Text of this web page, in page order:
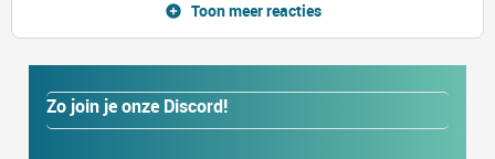
Toon meer reacties
Zo join je onze Discord!